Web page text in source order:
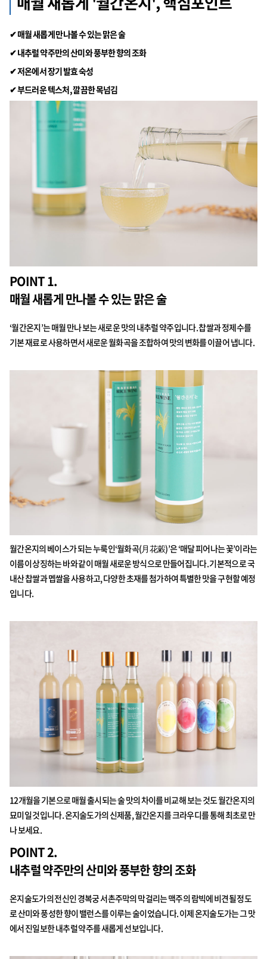
✔ 매월 새롭게 만나볼 수 있는 맑은 술
✔ 내추럴 약주만의 산미와 풍부한 향의 조화
✔ 저온에서 장기 발효 숙성
✔ 부드러운 텍스처, 깔끔한 목넘김
POINT 1.
매월 새롭게 만나볼 수 있는 맑은 술
‘월간온지’는 매월 만나 보는 새로운 맛의 내추럴 약주입니다. 찹쌀과 정제수를
기본 재료로 사용하면서 새로운 월화곡을 조합하여 맛의 변화를 이끌어 냅니다.
월간온지의 베이스가 되는 누룩인‘월화곡(月花糓)’은 ‘매달 피어나는 꽃’이라는
이름이 상징하는 바와 같이 매월 새로운 방식으로 만들어집니다. 기본적으로 국
내산 찹쌀과 멥쌀을 사용하고, 다양한 초재를 첨가하여 특별한 맛을 구현할 예정
입니다.
12개월을 기본으로 매월 출시되는 술 맛의 차이를 비교해 보는 것도 월간온지의
묘미일 것입니다. 온지술도가의 신제품, 월간온지를 크라우디를 통해 최초로 만
나 보세요.
POINT 2.
내추럴 약주만의 산미와 풍부한 향의 조화
온지술도가의 전신인 경복궁 서촌주막의 막걸리는 맥주의 람빅에 비견될 정도
로 산미와 풍성한 향이 밸런스를 이루는 술이었습니다. 이제 온지술도가는 그 맛
에서 진일보한 내추럴 약주를 새롭게 선보입니다.